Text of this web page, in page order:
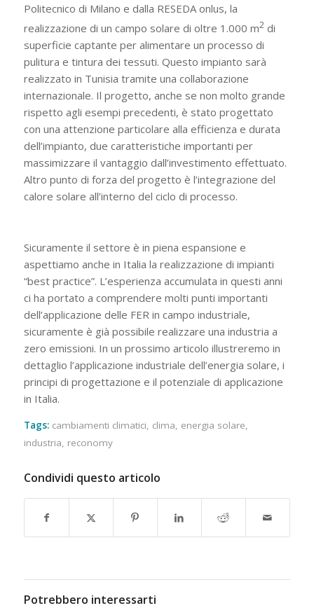
Politecnico di Milano e dalla RESEDA onlus, la
realizzazione di un campo solare di oltre 1.000 m2di
superficie captante per alimentare un processo di
pulitura e tintura dei tessuti. Questo impianto sarà
realizzato in Tunisia tramite una collaborazione
internazionale. Il progetto, anche se non molto grande
rispetto agli esempi precedenti, è stato progettato
con una attenzione particolare alla efficienza e durata
dell’impianto, due caratteristiche importanti per
massimizzare il vantaggio dall’investimento effettuato.
Altro punto di forza del progetto è l’integrazione del
calore solare all’interno del ciclo di processo.
Sicuramente il settore è in piena espansione e
aspettiamo anche in Italia la realizzazione di impianti
“best practice”. L’esperienza accumulata in questi anni
ci ha portato a comprendere molti punti importanti
dell’applicazione delle FER in campo industriale,
sicuramente è già possibile realizzare una industria a
zero emissioni. In un prossimo articolo illustreremo in
dettaglio l’applicazione industriale dell’energia solare, i
principi di progettazione e il potenziale di applicazione
in Italia.
Tags: cambiamenti climatici, clima, energia solare,
industria, reconomy
Condividi questo articolo
Potrebbero interessarti